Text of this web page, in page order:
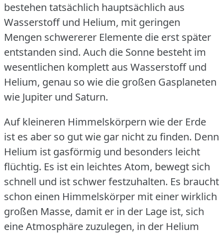
bestehen tatsächlich hauptsächlich aus
Wasserstoff und Helium, mit geringen
Mengen schwererer Elemente die erst später
entstanden sind. Auch die Sonne besteht im
wesentlichen komplett aus Wasserstoff und
Helium, genau so wie die großen Gasplaneten
wie Jupiter und Saturn.
Auf kleineren Himmelskörpern wie der Erde
ist es aber so gut wie gar nicht zu finden. Denn
Helium ist gasförmig und besonders leicht
flüchtig. Es ist ein leichtes Atom, bewegt sich
schnell und ist schwer festzuhalten. Es braucht
schon einen Himmelskörper mit einer wirklich
großen Masse, damit er in der Lage ist, sich
eine Atmosphäre zuzulegen, in der Helium